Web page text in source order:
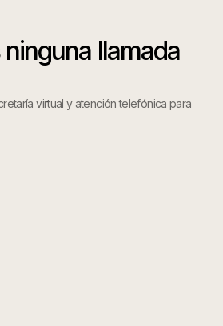
llamada
virtual y atención telefónica para